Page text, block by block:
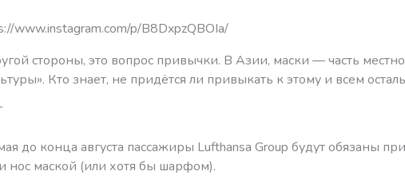
www.instagram.com/p/B8DxpzQBOIa/
стороны, это вопрос привычки. В Азии, маски — часть
Кто знает, не придётся ли привыкать к этому и всем
до конца августа пассажиры Lufthansa Group будут обязаны
нос маской (или хотя бы шарфом).